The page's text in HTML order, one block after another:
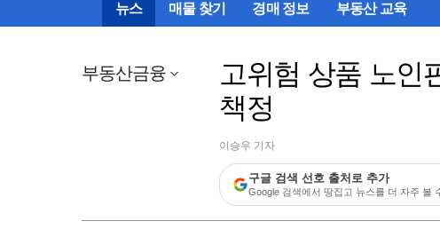
뉴스 매물 찾기 경매 정보 부동산 교육
부동산금융
고위험 상품 노
책정
이승우 기자
구글 검색 선호 출처로 추가
Google 검색에서 땅집고 뉴스를 더 자주 볼